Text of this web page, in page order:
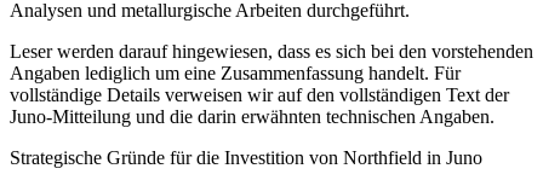
Analysen und metallurgische Arbeiten durchgeführt.
Leser werden darauf hingewiesen, dass es sich bei den vorstehenden
Angaben lediglich um eine Zusammenfassung handelt. Für
vollständige Details verweisen wir auf den vollständigen Text der
Juno-Mitteilung und die darin erwähnten technischen Angaben.
Strategische Gründe für die Investition von Northfield in Juno